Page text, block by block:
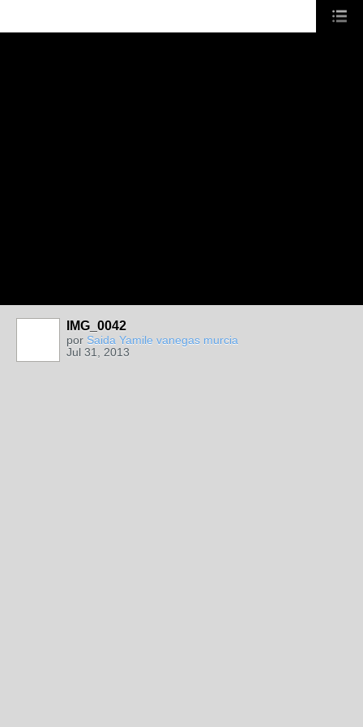
IMG_0042
por Saida Yamile vanegas murcia
Jul 31, 2013